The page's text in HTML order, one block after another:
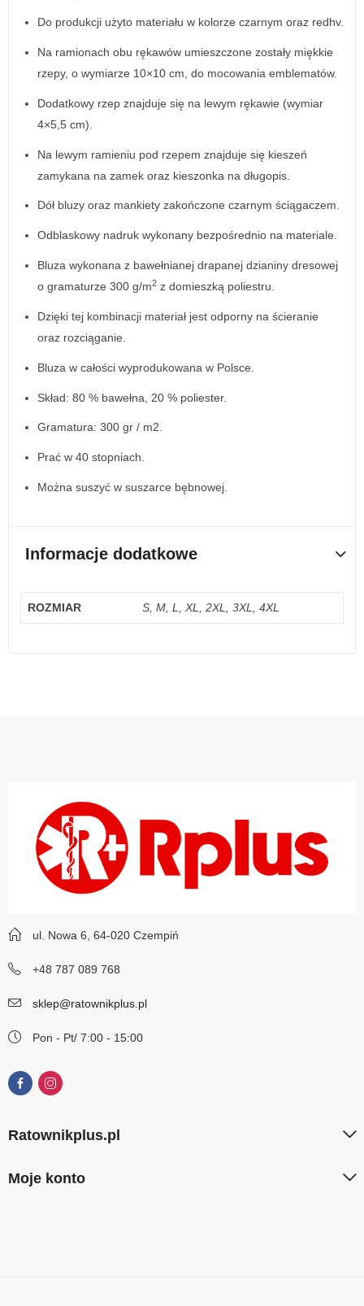
Do produkcji użyto materiału w kolorze czarnym oraz redhv.
Na ramionach obu rękawów umieszczone zostały miękkie
rzepy, o wymiarze 10×10 cm, do mocowania emblematów.
Dodatkowy rzep znajduje się na lewym rękawie (wymiar
4×5,5 cm).
Na lewym ramieniu pod rzepem znajduje się kieszeń
zamykana na zamek oraz kieszonka na długopis.
Dół bluzy oraz mankiety zakończone czarnym ściągaczem.
Odblaskowy nadruk wykonany bezpośrednio na materiale.
Bluza wykonana z bawełnianej drapanej dzianiny dresowej
o gramaturze 300 g/m2 z domieszką poliestru.
Dzięki tej kombinacji materiał jest odporny na ścieranie
oraz rozciąganie.
Bluza w całości wyprodukowana w Polsce.
Skład: 80 % bawełna, 20 % poliester.
Gramatura: 300 gr / m2.
Prać w 40 stopniach.
Można suszyć w suszarce bębnowej.
Informacje dodatkowe
ROZMIAR S, M, L, XL, 2XL, 3XL, 4XL
ul. Nowa 6, 64-020 Czempiń
+48 787 089 768
sklep@ratownikplus.pl
Pon - Pt/ 7:00 - 15:00
Ratownikplus.pl
Moje konto